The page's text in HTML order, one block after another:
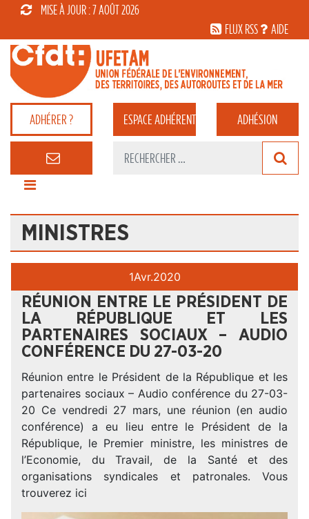
MISE À JOUR : 7 AOÛT 2026
FLUX RSS
AIDE
ADHÉRER ? ESPACEADHÉRENT ADHÉSION
MINISTRES
1Avr.2020
RÉUNION ENTRE LE PRÉSIDENT DE
LA RÉPUBLIQUE ET LES
PARTENAIRES SOCIAUX – AUDIO
CONFÉRENCE DU 27-03-20
Réunion entre le Président de la République et les
partenaires sociaux – Audio conférence du 27-03-
20 Ce vendredi 27 mars, une réunion (en audio
conférence) a eu lieu entre le Président de la
République, le Premier ministre, les ministres de
l’Economie, du Travail, de la Santé et des
organisations syndicales et patronales. Vous
trouverez ici